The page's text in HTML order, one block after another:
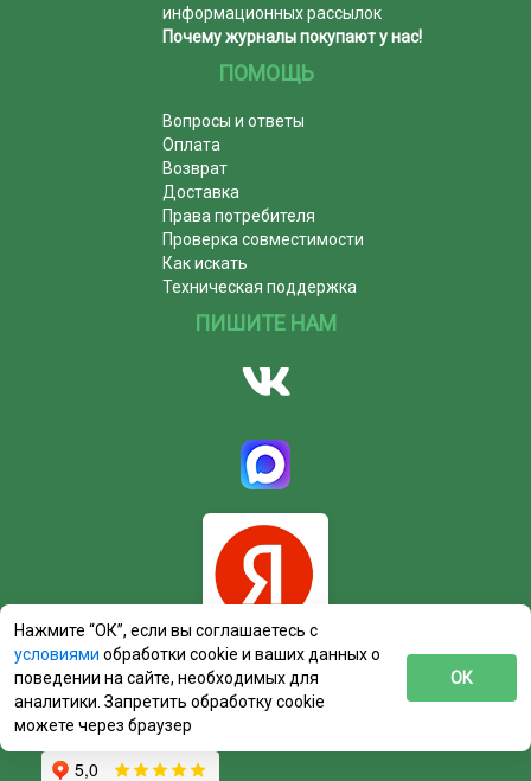
информационных рассылок
Почему журналы покупают у нас!
ПОМОЩЬ
Вопросы и ответы
Оплата
Возврат
Доставка
Права потребителя
Проверка совместимости
Как искать
Техническая поддержка
ПИШИТЕ НАМ
Нажмите “ОК”, если вы соглашаетесь с
условиями обработки cookie и ваших данных о
поведении на сайте, необходимых для
аналитики. Запретить обработку cookie
можете через браузер
ОК